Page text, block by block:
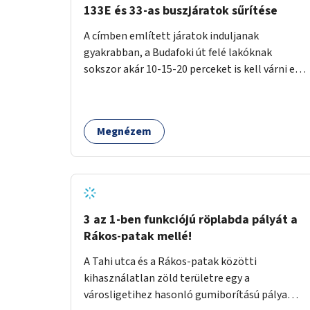
133E és 33-as buszjáratok sűrítése
A címben említett járatok induljanak
gyakrabban, a Budafoki út felé lakóknak
sokszor akár 10-15-20 perceket is kell várni egy
Megnézem
3 az 1-ben funkciójú röplabda pályát a
Rákos-patak mellé!
A Tahi utca és a Rákos-patak közötti
kihasználatlan zöld területre egy a
városligetihez hasonló gumiborítású pálya